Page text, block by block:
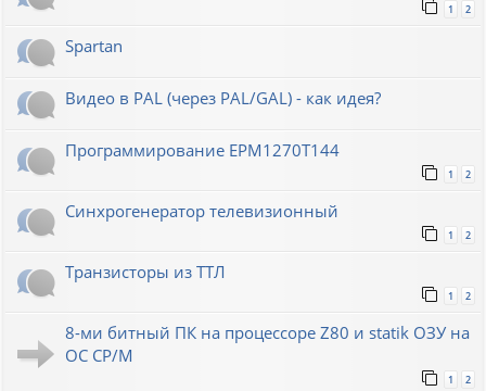
1 2
Spartan
Видео в PAL (через PAL/GAL) - как идея?
Программирование EPM1270T144
1 2
Синхрогенератор телевизионный
1 2
Транзисторы из ТТЛ
1 2
8-ми битный ПК на процессоре Z80 и statik ОЗУ на
ОС СР/М
1 2